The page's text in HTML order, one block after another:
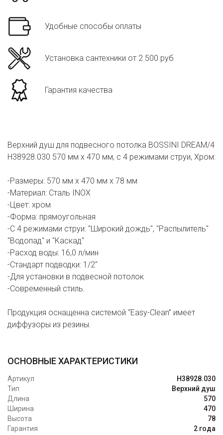
Удобные способы оплаты
Установка сантехники от 2 500 руб
Гарантия качества
Верхний душ для подвесного потолка BOSSINI DREAM/4
H38928.030 570 мм х 470 мм, с 4 режимами струи, Хром:
-Размеры: 570 мм х 470 мм х 78 мм
-Материал: Сталь INOX
-Цвет: хром
-Форма: прямоугольная
-С 4 режимами струи: "Широкий дождь", "Распылитель"
"Водопад" и "Каскад"
-Расход воды: 16,0 л/мин
-Стандарт подводки: 1/2"
-Для установки в подвесной потолок
-Современный стиль.
Продукция оснащенна системой “Easy-Clean” имеет
диффузоры из резины.
ОСНОВНЫЕ ХАРАКТЕРИСТИКИ
Артикул
H38928.030
Тип
Верхний душ
Длина
570
Ширина
470
Высота
78
Гарантия
2 года